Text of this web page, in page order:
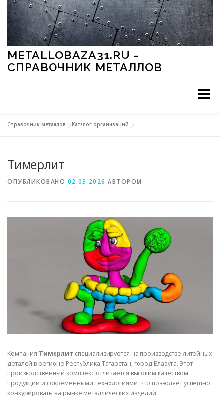
Перейти к содержимому
METALLOBAZA31.RU -
СПРАВОЧНИК МЕТАЛЛОВ
Меню
МЕТАЛЛЫ И ОКРУЖАЮЩАЯ СРЕДА
СВОЙСТВА МЕТАЛЛОВ СОРТА МЕТАЛЛОВ
Справочник металлов »Каталог организаций
Тимерлит
ОПУБЛИКОВАНО 02.03.2026 АВТОРОМ
Компания Тимерлит специализируется на производстве литейных
деталей в регионе Республика Татарстан, город Елабуга. Этот
производственный комплекс отличается высоким качеством
продукции и современными технологиями, что позволяет успешно
конкурировать на рынке металлических изделий.